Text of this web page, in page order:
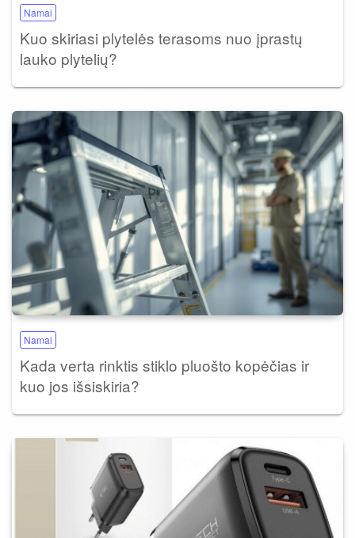
Namai
Kuo skiriasi plytelės terasoms nuo įprastų
lauko plytelių?
Namai
Kada verta rinktis stiklo pluošto kopėčias ir
kuo jos išsiskiria?